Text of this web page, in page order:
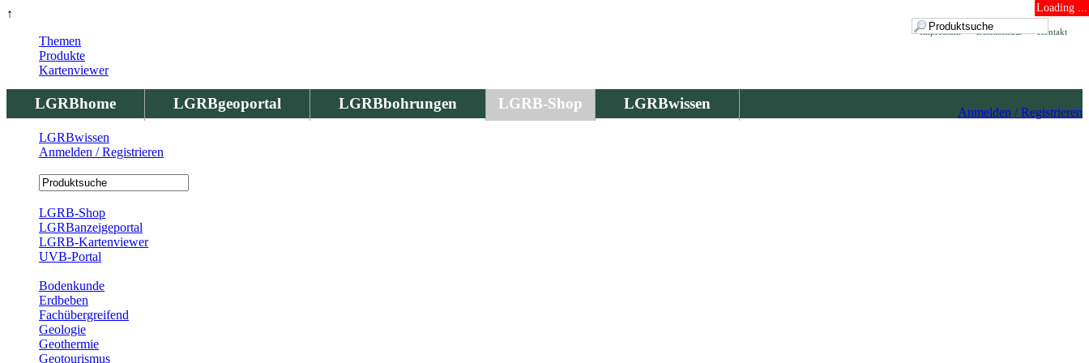
↑ Loading ...
Kontakt
Datenschutz
Impressum
LGRBhome LGRBgeoportal LGRBbohrungen LGRB-Shop LGRBwissen
Anmelden / Registrieren
Themen
Produkte
Kartenviewer
LGRBwissen
Anmelden / Registrieren
LGRB-Shop
LGRBanzeigeportal
LGRB-Kartenviewer
UVB-Portal
Bodenkunde
Erdbeben
Fachübergreifend
Geologie
Geothermie
Geotourismus